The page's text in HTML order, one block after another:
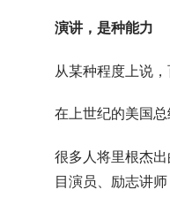
演讲，是种能力
从某种程度上说
在上世纪的美国总
很多人将里根杰
目演员、励志讲